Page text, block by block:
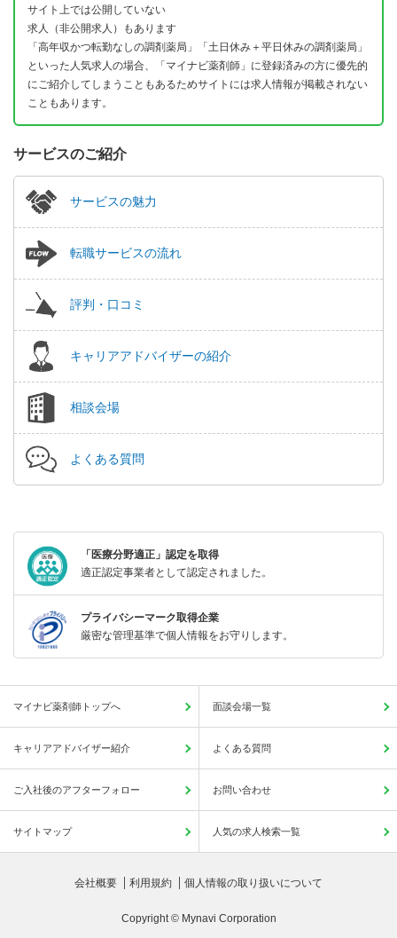
サイト上では公開していない
求人（非公開求人）もあります
「高年収かつ転勤なしの調剤薬局」「土日休み＋平日休みの調剤薬局」
といった人気求人の場合、「マイナビ薬剤師」に登録済みの方に優先的
にご紹介してしまうこともあるためサイトには求人情報が掲載されない
こともあります。
サービスのご紹介
サービスの魅力
転職サービスの流れ
評判・口コミ
キャリアアドバイザーの紹介
相談会場
よくある質問
「医療分野適正」認定を取得
適正認定事業者として認定されました。
プライバシーマーク取得企業
厳密な管理基準で個人情報をお守りします。
マイナビ薬剤師トップへ 面談会場一覧
キャリアアドバイザー紹介 よくある質問
ご入社後のアフターフォロー お問い合わせ
サイトマップ 人気の求人検索一覧
会社概要 利用規約 個人情報の取り扱いについて
Copyright © Mynavi Corporation